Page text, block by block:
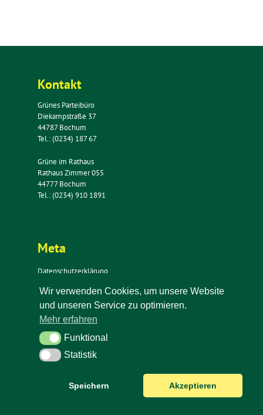
Kontakt
Grünes Parteibüro
Diekampstraße 37
44787 Bochum
Tel.: (0234) 187 67
Grüne im Rathaus
Rathaus Zimmer 055
44777 Bochum
Tel.: (0234) 910 1891
Meta
Datenschutzerklärung
Impressum
Kontakt
Newsletter
Wir verwenden Cookies, um unsere Website
und unseren Service zu optimieren.
Mehr erfahren
FunktionalFunktional
StatistikStatistik
Speichern Akzeptieren